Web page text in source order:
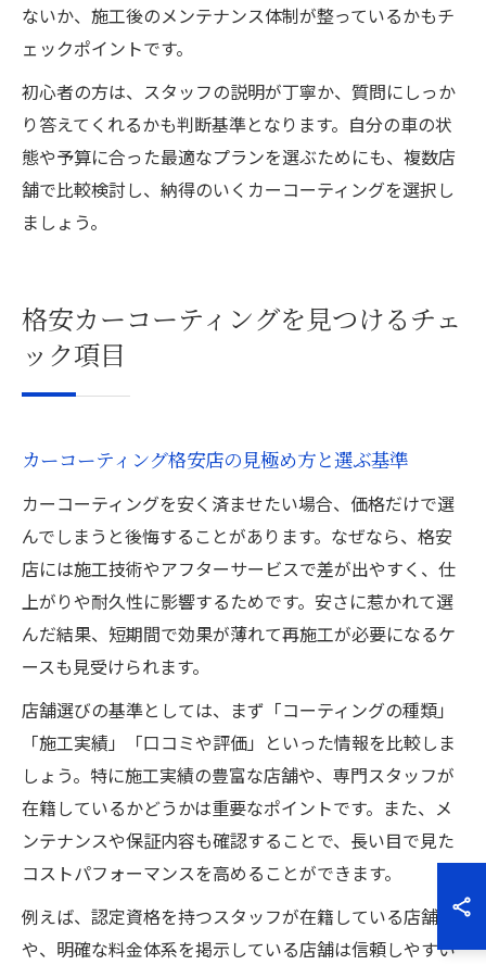
ないか、施工後のメンテナンス体制が整っているかもチ
ェックポイントです。
初心者の方は、スタッフの説明が丁寧か、質問にしっか
り答えてくれるかも判断基準となります。自分の車の状
態や予算に合った最適なプランを選ぶためにも、複数店
舗で比較検討し、納得のいくカーコーティングを選択し
ましょう。
格安カーコーティングを見つけるチェ
ック項目
カーコーティング格安店の見極め方と選ぶ基準
カーコーティングを安く済ませたい場合、価格だけで選
んでしまうと後悔することがあります。なぜなら、格安
店には施工技術やアフターサービスで差が出やすく、仕
上がりや耐久性に影響するためです。安さに惹かれて選
んだ結果、短期間で効果が薄れて再施工が必要になるケ
ースも見受けられます。
店舗選びの基準としては、まず「コーティングの種類」
「施工実績」「口コミや評価」といった情報を比較しま
しょう。特に施工実績の豊富な店舗や、専門スタッフが
在籍しているかどうかは重要なポイントです。また、メ
ンテナンスや保証内容も確認することで、長い目で見た
コストパフォーマンスを高めることができます。
例えば、認定資格を持つスタッフが在籍している店舗
や、明確な料金体系を掲示している店舗は信頼しやすい